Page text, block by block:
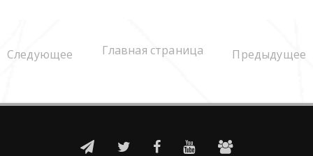
Следующее Главная страница Предыдущее